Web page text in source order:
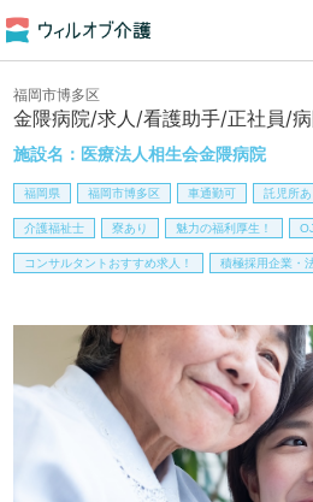
金隈病院/求人/看護助手/正社員/
施設名： 医療法人相生会金隈病院
福岡市博多区
福岡県 福岡市博多区 車通勤可 託児所あ
介護福祉士 寮あり 魅力の福利厚生！
コンサルタントおすすめ求人！ 積極採用企業・